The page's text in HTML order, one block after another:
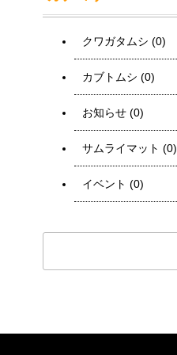
クワガタムシ (0)
カブトムシ (0)
お知らせ (0)
サムライマット (0)
イベント (0)